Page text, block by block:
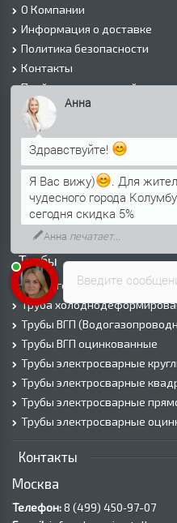
О Компании
Информация о доставке
Политика безопасности
Контакты
Прайс лист на черный
Листовой прокат
Лист г/к
Лист х/к
Просечно-вытяжной лист
Лист рифленый
Лист оцинкованный
Трубы
Трубы
Труба
Трубы ВГП
Трубы ВГП оцинкованные
Трубы электросварные
Трубы электросварные
Трубы электросварные
Трубы электросварные
Контакты
Москва
Телефон:8 (499) 450‑97-07
Введите
Анна
Здравствуйте!
Я Вас вижу)
. Для
чудесного города
сегодня скидка 5%
Анна печатает...